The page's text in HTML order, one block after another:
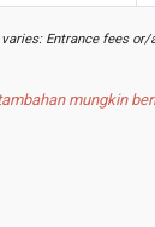
Entrance fees
mungkin